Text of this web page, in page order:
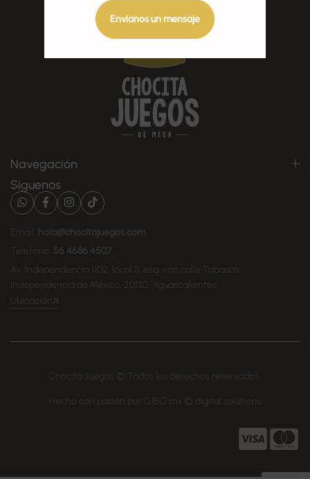
Navegación
Síguenos
Email:
hola@chocitajuegos.com
Teléfono: 56 4686 4507
Av. Independencia 1102, local 3, esq. con calle Tabasco,
Independencia de México, 20130, Aguascalientes
Ubicación
Chocita Juegos © Todos los derechos reservados.
Hecho con pasión por GIBO.mx © digital solutions
Envíanos un mensaje